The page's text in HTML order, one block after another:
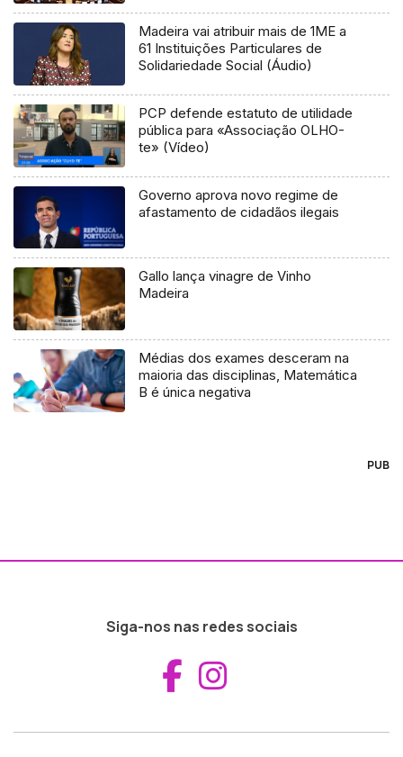
Madeira vai atribuir mais de 1ME a
61 Instituições Particulares de
Solidariedade Social (Áudio)
PCP defende estatuto de utilidade
pública para «Associação OLHO-
te» (Vídeo)
Governo aprova novo regime de
afastamento de cidadãos ilegais
Gallo lança vinagre de Vinho
Madeira
Médias dos exames desceram na
maioria das disciplinas, Matemática
B é única negativa
PUB
Siga-nos nas redes sociais
Aceder ao